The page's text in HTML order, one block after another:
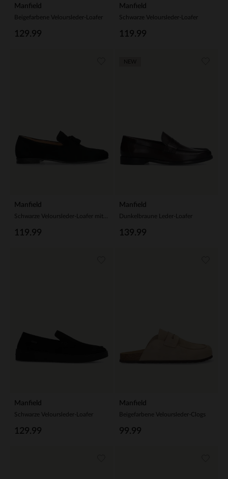
Manfield
Beigefarbene Veloursleder-Loafer
129.99
Manfield
Schwarze Veloursleder-Loafer
119.99
Manfield
119.99
Manfield
Dunkelbraune Leder-Loafer
139.99
Manfield
Schwarze Veloursleder-Loafer
129.99
Manfield
Beigefarbene Veloursleder-Clogs
99.99